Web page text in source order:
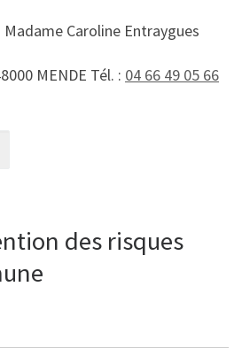
Madame Caroline Entraygues
MENDE Tél. : 04 66 49 05 66
des risques